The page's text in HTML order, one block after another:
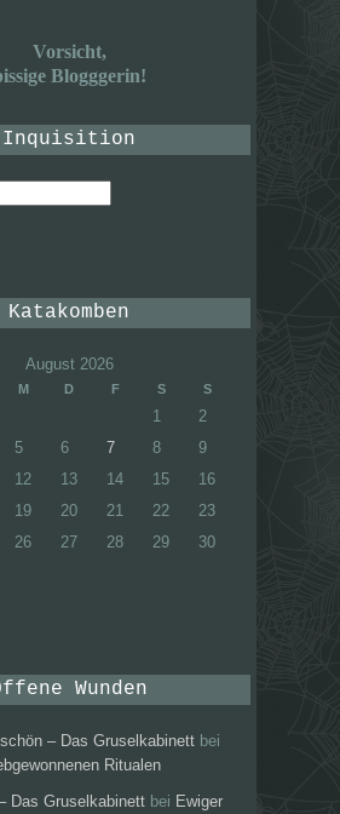
Vorsicht,
Blogggerin!
Inquisition
Katakomben
August 2026
M D F S S
1
2
5 6 7 8
9
12 13 14 15
16
19 20 21 22
23
26 27 28 29
30
Wunden
– Das Gruselkabinett bei
Ritualen
Das Gruselkabinett bei Ewiger